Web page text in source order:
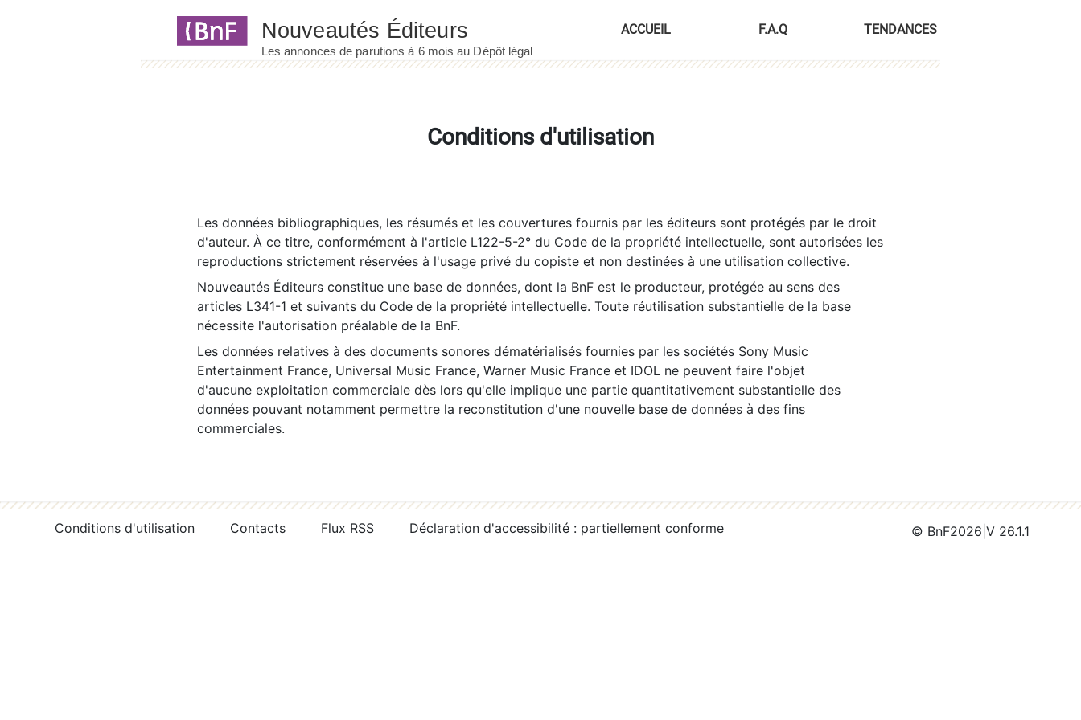
ACCUEIL F.A.Q TENDANCES
Conditions d'utilisation
Les données bibliographiques, les résumés et les couvertures fournis par les éditeurs sont protégés par le droit
d'auteur. À ce titre, conformément à l'article L122-5-2° du Code de la propriété intellectuelle, sont autorisées les
reproductions strictement réservées à l'usage privé du copiste et non destinées à une utilisation collective.
Nouveautés Éditeurs constitue une base de données, dont la BnF est le producteur, protégée au sens des
articles L341-1 et suivants du Code de la propriété intellectuelle. Toute réutilisation substantielle de la base
nécessite l'autorisation préalable de la BnF.
Les données relatives à des documents sonores dématérialisés fournies par les sociétés Sony Music
Entertainment France, Universal Music France, Warner Music France et IDOL ne peuvent faire l'objet
d'aucune exploitation commerciale dès lors qu'elle implique une partie quantitativement substantielle des
données pouvant notamment permettre la reconstitution d'une nouvelle base de données à des fins
commerciales.
Conditions d'utilisation Contacts Flux RSS Déclaration d'accessibilité : partiellement conforme © BnF2026 V 26.1.1